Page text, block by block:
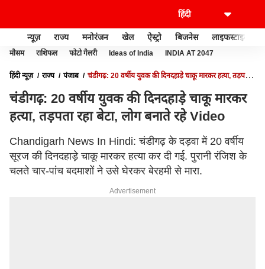
न्यूज़ राज्य मनोरंजन खेल ऐस्ट्रो बिजनेस लाइफस्टाइल
मौसम राशिफल फोटो गैलरी Ideas of India INDIA AT 2047
हिंदी न्यूज़ राज्य पंजाब
चंडीगढ़: 20 वर्षीय युवक की दिनदहाड़े चाकू मारकर हत्या, तड़पता
चंडीगढ़: 20 वर्षीय युवक की दिनदहाड़े चाकू मारकर
हत्या, तड़पता रहा बेटा, लोग बनाते रहे Video
Chandigarh News In Hindi: चंडीगढ़ के दड़वा में 20 वर्षीय
सूरज की दिनदहाड़े चाकू मारकर हत्या कर दी गई. पुरानी रंजिश के
चलते चार-पांच बदमाशों ने उसे घेरकर बेरहमी से मारा.
Advertisement